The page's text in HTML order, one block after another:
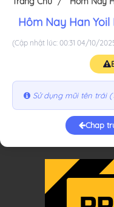
Hôm Nay Han Yoil
(Cập nhật lúc: 00:31 04/10/
Sử dụng mũi tên trái
Chap